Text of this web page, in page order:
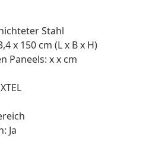
Stahl
x 150 cm (L x B x H)
Paneels: x x cm
Ja